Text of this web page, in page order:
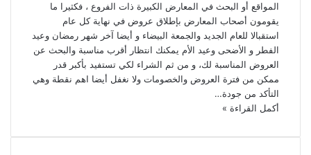
المواقع أو البحث في المعارض الكبيرة ذات الفروع ، فكثيرا ما
يقومون أصحاب المعارض بإطلاق عروض في نهاية كل عام
استقبالا للعام الجديد والجمعة البيضاء و أيضا آخر شهر رمضان وعيد
الفطر و الأضحى وعيد الأم يمكنك انتظار أقرب مناسبة والبحث عن
العروض المناسبة لك، و من ثم الشراء لكي تستفيد بأكبر قدر
ممكن من فترة العروض والخصومات ولا نغفل أيضا اهم نقطة وهي
التأكد من جودة…
أكمل القراءة »